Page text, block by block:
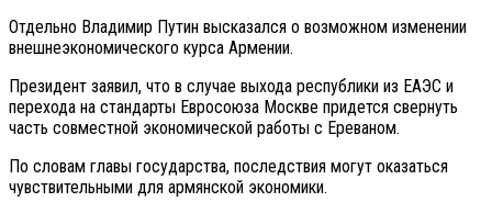
Отдельно Владимир Путин высказался о возможном изменении
внешнеэкономического курса Армении.
Президент заявил, что в случае выхода республики из ЕАЭС и
перехода на стандарты Евросоюза Москве придется свернуть
часть совместной экономической работы с Ереваном.
По словам главы государства, последствия могут оказаться
чувствительными для армянской экономики.